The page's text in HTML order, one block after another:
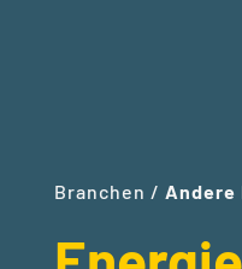
Branchen / Andere